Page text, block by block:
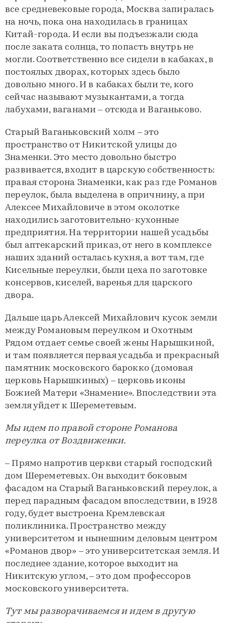
все средневековые города, Москва запиралась
на ночь, пока она находилась в границах
Китай-города. И если вы подъезжали сюда
после заката солнца, то попасть внутрь не
могли. Соответственно все сидели в кабаках, в
постоялых дворах, которых здесь было
довольно много. И в кабаках были те, кого
сейчас называют музыкантами, а тогда
лабухами, ваганами – отсюда и Ваганьково.
Старый Ваганьковский холм – это
пространство от Никитской улицы до
Знаменки. Это место довольно быстро
развивается, входит в царскую собственность:
правая сторона Знаменки, как раз где Романов
переулок, была выделена в опричнину, а при
Алексее Михайловиче в этом околотке
находились заготовительно-кухонные
предприятия. На территории нашей усадьбы
был аптекарский приказ, от него в комплексе
наших зданий осталась кухня, а вот там, где
Кисельные переулки, были цеха по заготовке
консервов, киселей, варенья для царского
двора.
Дальше царь Алексей Михайлович кусок земли
между Романовым переулком и Охотным
Рядом отдает семье своей жены Нарышкиной,
и там появляется первая усадьба и прекрасный
памятник московского барокко (домовая
церковь Нарышкиных) – церковь иконы
Божией Матери «Знамение». Впоследствии эта
земля уйдет к Шереметевым.
Мы идем по правой стороне Романова
переулка от Воздвиженки.
– Прямо напротив церкви старый господский
дом Шереметевых. Он выходит боковым
фасадом на Старый Ваганьковский переулок, а
перед парадным фасадом впоследствии, в 1928
году, будет выстроена Кремлевская
поликлиника. Пространство между
университетом и нынешним деловым центром
«Романов двор» – это университетская земля. И
последнее здание, которое выходит на
Никитскую углом, – это дом профессоров
московского университета.
Тут мы разворачиваемся и идем в другую